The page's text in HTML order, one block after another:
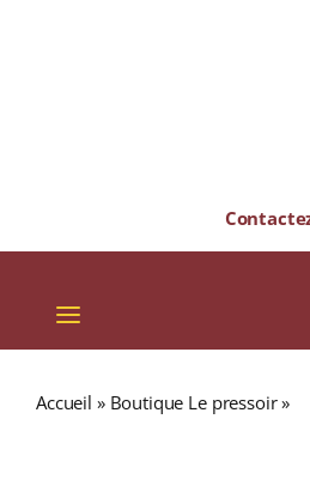
Toggle
Navigation
Accueil » Boutique Le pressoir»